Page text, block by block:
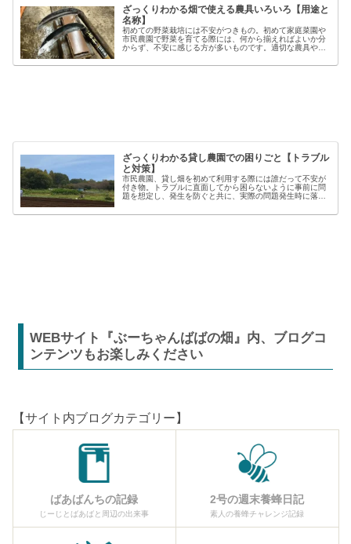
ざっくりわかる畑で使える農具いろいろ【用途と
名称】
初めての野菜栽培には不安がつきもの。初めて家庭菜園や
市民農園で野菜を育てる際には、何から揃えればよいか分
からず、不安に感じる方が多いものです。適切な農具や資
しますが、種類も多く、初心者には...
ざっくりわかる貸し農園での困りごと【トラブル
と対策】
市民農園、貸し畑を初めて利用する際には誰だって不安が
付き物。トラブルに直面してから困らないように事前に問
題を想定し、発生を防ぐと共に、実際の問題発生時に落ち
【困った】と【トラブル】困りごとト...
WEBサイト『ぶーちゃんばばの畑』内、ブログコ
ンテンツもお楽しみください
【サイト内ブログカテゴリー】
ばあばんちの記録
じーじとばあばと周辺の出来事
2号の週末養蜂日記
素人の養蜂チャレンジ記録